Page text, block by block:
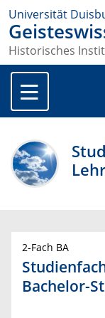
Universität
Historisches
2-Fach BA
Bachelor-